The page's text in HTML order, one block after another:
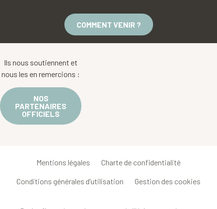
COMMENT VENIR ?
Ils nous soutiennent et
nous les en remercions :
NOS
PARTENAIRES
OFFICIELS
Mentions légales Charte de confidentialité
Conditions générales d’utilisation Gestion des cookies